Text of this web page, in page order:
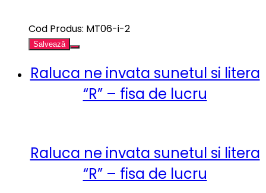
Cod Produs: MT06-i-2
Salvează
Raluca ne invata sunetul si litera
“R” – fisa de lucru
Raluca ne invata sunetul si litera
“R” – fisa de lucru